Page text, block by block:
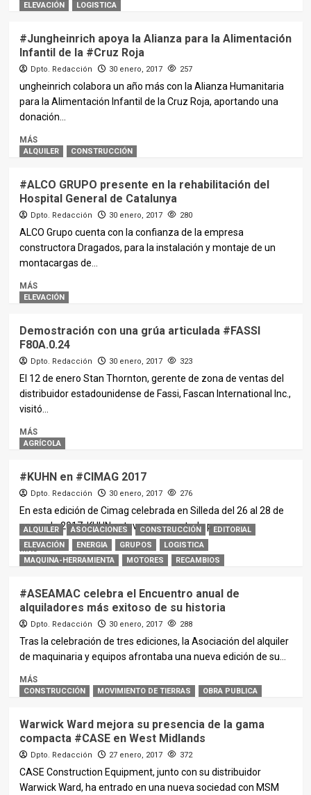
ELEVACIÓN LOGISTICA
#Jungheinrich apoya la Alianza para la Alimentación
Infantil de la #Cruz Roja
Dpto. Redacción 30 enero, 2017 257
ungheinrich colabora un año más con la Alianza Humanitaria
para la Alimentación Infantil de la Cruz Roja, aportando una
donación...
MÁS
ALQUILER CONSTRUCCIÓN
#ALCO GRUPO presente en la rehabilitación del
Hospital General de Catalunya
Dpto. Redacción 30 enero, 2017 280
ALCO Grupo cuenta con la confianza de la empresa
constructora Dragados, para la instalación y montaje de un
montacargas de...
MÁS
ELEVACIÓN
Demostración con una grúa articulada #FASSI
F80A.0.24
Dpto. Redacción 30 enero, 2017 323
El 12 de enero Stan Thornton, gerente de zona de ventas del
distribuidor estadounidense de Fassi, Fascan International Inc.,
visitó...
MÁS
AGRÍCOLA
#KUHN en #CIMAG 2017
Dpto. Redacción 30 enero, 2017 276
En esta edición de Cimag celebrada en Silleda del 26 al 28 de
enero de 2017, KUHN estuvo representada por...
MÁS
ALQUILER ASOCIACIONES CONSTRUCCIÓN
EDITORIAL
ELEVACIÓN
ENERGIA GRUPOS
LOGISTICA
MAQUINA-HERRAMIENTA
MOTORES RECAMBIOS
#ASEAMAC celebra el Encuentro anual de
alquiladores más exitoso de su historia
Dpto. Redacción 30 enero, 2017 288
Tras la celebración de tres ediciones, la Asociación del alquiler
de maquinaria y equipos afrontaba una nueva edición de su...
MÁS
CONSTRUCCIÓN MOVIMIENTO DE TIERRAS OBRA PUBLICA
Warwick Ward mejora su presencia de la gama
compacta #CASE en West Midlands
Dpto. Redacción 27 enero, 2017 372
CASE Construction Equipment, junto con su distribuidor
Warwick Ward, ha entrado en una nueva sociedad con MSM